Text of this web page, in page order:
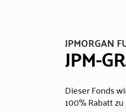
JPMORGAN
JPM-
Dieser Fonds
100% Rabatt